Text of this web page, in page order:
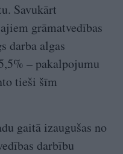
Savukārt
grāmatvedības
darba algas
– pakalpojumu
tieši šīm
gaitā izaugušas no
darbību